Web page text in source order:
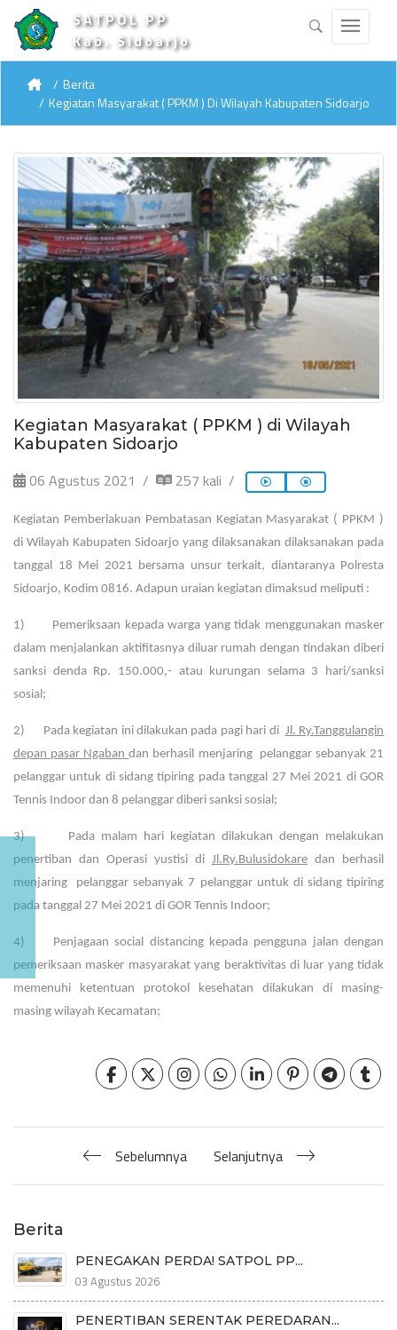
SATPOL PP
Kab. Sidoarjo
Berita
Kegiatan Masyarakat ( PPKM ) Di Wilayah Kabupaten Sidoarjo
Kegiatan Masyarakat ( PPKM ) di Wilayah
Kabupaten Sidoarjo
06 Agustus 2021 257 kali
Kegiatan Pemberlakuan Pembatasan Kegiatan Masyarakat ( PPKM )
di Wilayah Kabupaten Sidoarjo yang dilaksanakan dilaksanakan pada
tanggal 18 Mei 2021 bersama unsur terkait, diantaranya Polresta
Sidoarjo, Kodim 0816. Adapun uraian kegiatan dimaksud meliputi :
1) Pemeriksaan kepada warga yang tidak menggunakan masker
dalam menjalankan aktifitasnya diluar rumah dengan tindakan diberi
sanksi denda Rp. 150.000,- atau kurungan selama 3 hari/sanksi
sosial;
2) Pada kegiatan ini dilakukan pada pagi hari di Jl. Ry.Tanggulangin
depan pasar Ngabandan berhasil menjaring pelanggar sebanyak 21
pelanggar untuk di sidang tipiring pada tanggal 27 Mei 2021 di GOR
Tennis Indoor dan 8 pelanggar diberi sanksi sosial;
3) Pada malam hari kegiatan dilakukan dengan melakukan
penertiban dan Operasi yustisi di Jl.Ry.Bulusidokare dan berhasil
menjaring pelanggar sebanyak 7 pelanggar untuk di sidang tipiring
pada tanggal 27 Mei 2021 di GOR Tennis Indoor;
4) Penjagaan social distancing kepada pengguna jalan dengan
pemeriksaan masker masyarakat yang beraktivitas di luar yang tidak
memenuhi ketentuan protokol kesehatan dilakukan di masing-
masing wilayah Kecamatan;
Sebelumnya Selanjutnya
Berita
PENEGAKAN PERDA! SATPOL PP...
03 Agustus 2026
PENERTIBAN SERENTAK PEREDARAN...